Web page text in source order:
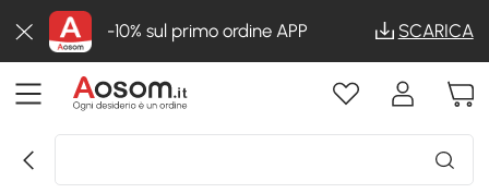
-10% sul primo ordine APP SCARICA